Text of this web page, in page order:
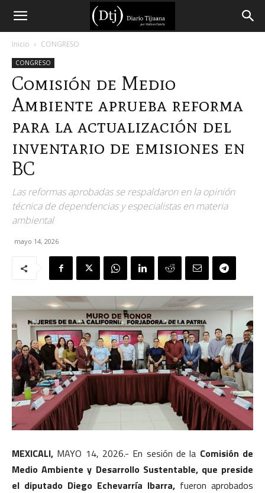
Diario
Tijuana
Inicio CONGRESO
CONGRESO
Comisión de Medio
Ambiente aprueba reforma
para la actualización del
inventario de emisiones en
BC
Las reformas aprobadas se respaldaron en la opinión
técnica de dependencias y especialistas en materia
ambiental
mayo 14, 2026
MEXICALI, MAYO 14, 2026.- En sesión de la Comisión de
Medio Ambiente y Desarrollo Sustentable, que preside
el diputado Diego Echevarría Ibarra, fueron aprobados